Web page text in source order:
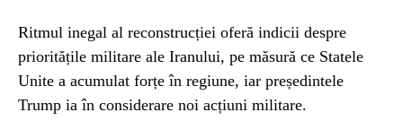
Ritmul inegal al reconstrucției oferă indicii despre
prioritățile militare ale Iranului, pe măsură ce Statele
Unite a acumulat forțe în regiune, iar președintele
Trump ia în considerare noi acțiuni militare.